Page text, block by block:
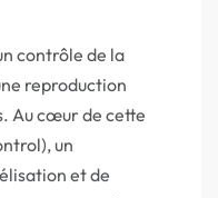
contrôle de la
reproduction
Au cœur de cette
un
et de